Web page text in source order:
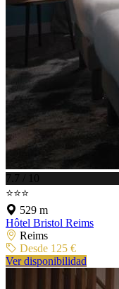
7.7 / 10
⭐⭐⭐
529 m
Hôtel Bristol Reims
Reims
Desde 125 €
Ver disponibilidad